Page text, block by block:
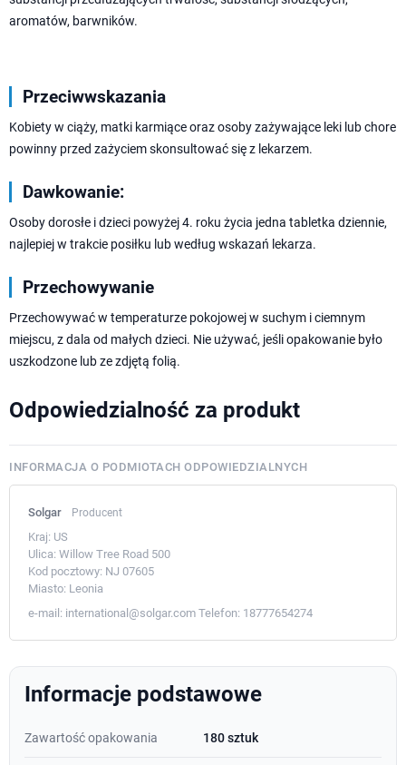
aromatów, barwników.
Przeciwwskazania
Kobiety w ciąży, matki karmiące oraz osoby zażywające leki lub chore
powinny przed zażyciem skonsultować się z lekarzem.
Dawkowanie:
Osoby dorosłe i dzieci powyżej 4. roku życia jedna tabletka dziennie,
najlepiej w trakcie posiłku lub według wskazań lekarza.
Przechowywanie
Przechowywać w temperaturze pokojowej w suchym i ciemnym
miejscu, z dala od małych dzieci. Nie używać, jeśli opakowanie było
uszkodzone lub ze zdjętą folią.
Odpowiedzialność za produkt
INFORMACJA O PODMIOTACH ODPOWIEDZIALNYCH
Solgar Producent
Kraj: US
Ulica: Willow Tree Road 500
Kod pocztowy: NJ 07605
Miasto: Leonia
e-mail: international@solgar.com Telefon: 18777654274
Informacje podstawowe
Zawartość opakowania 180 sztuk